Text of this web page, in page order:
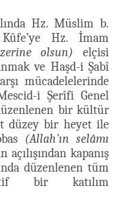
Hz. Müslim b.
Kûfe’ye Hz. İmam
olsun) elçisi
ve Haşd-i Şabî
mücadelelerinde
i Şerîfi Genel
bir kültür
düzey bir heyet ile
(Allah'ın selâmı
kapanış
düzenlenen tüm
bir katılım